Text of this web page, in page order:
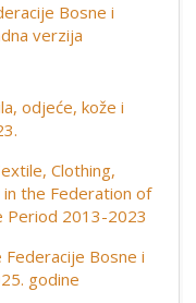
Bosne i
verzija
odjeće, kože i
Clothing,
the Federation of
Period 2013-2023
Bosne i
godine